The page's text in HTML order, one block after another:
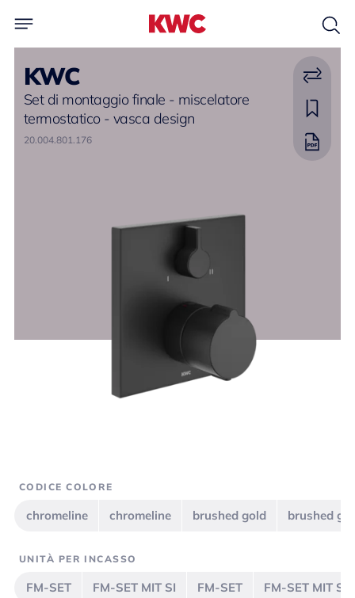
KWC
Set di montaggio finale - miscelatore
termostatico - vasca design
20.004.801.176
CODICE COLORE
chromeline chromeline brushed gold brushed
UNITÀ PER INCASSO
FM-SET FM-SET MIT SI FM-SET FM-SET MIT SI